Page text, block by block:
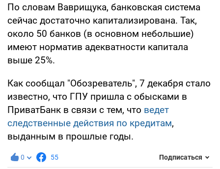
По словам Ваврищука, банковская система
сейчас достаточно капитализирована. Так,
около 50 банков (в основном небольшие)
имеют норматив адекватности капитала
выше 25%.
Как сообщал "Обозреватель", 7 декабря стало
известно, что ГПУ пришла с обысками в
ПриватБанк в связи с тем, что ведет
следственные действия по кредитам,
выданным в прошлые годы.
0 55 Подписаться